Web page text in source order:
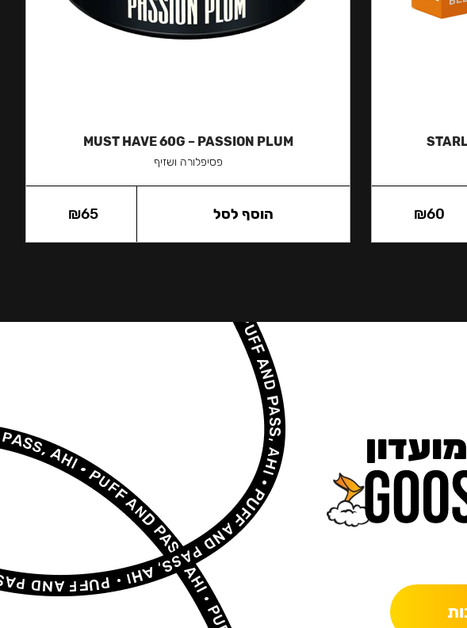
₪60
MUST HAVE 60G – PASSION PLUM
פסיפלורה ושזיף
₪65 הוסף לסל